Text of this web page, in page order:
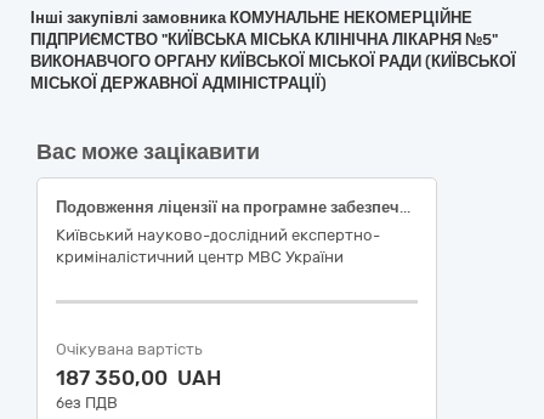
Інші закупівлі замовника КОМУНАЛЬНЕ НЕКОМЕРЦІЙНЕ
ПІДПРИЄМСТВО "КИЇВСЬКА МІСЬКА КЛІНІЧНА ЛІКАРНЯ №5"
ВИКОНАВЧОГО ОРГАНУ КИЇВСЬКОЇ МІСЬКОЇ РАДИ (КИЇВСЬКОЇ
МІСЬКОЇ ДЕРЖАВНОЇ АДМІНІСТРАЦІЇ)
Вас може зацікавити
Подовження ліцензії на програмне забезпечення Oxegen Forensic Detective
Київський науково-дослідний експертно-
криміналістичний центр МВС України
Очікувана вартість
187 350,00 UAH
без ПДВ